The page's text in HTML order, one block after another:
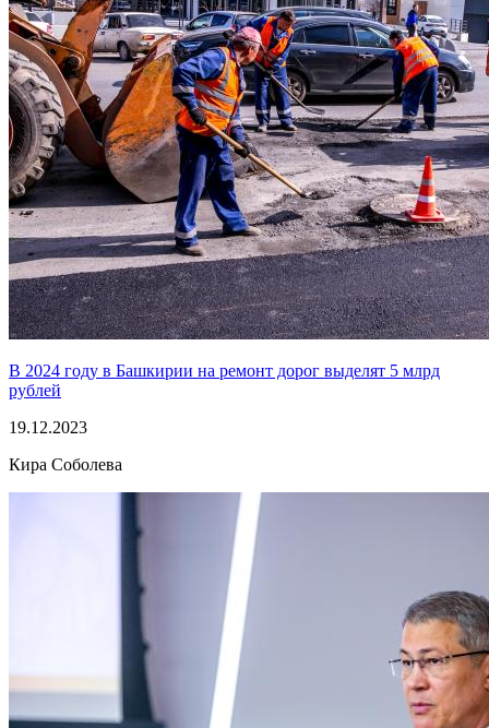
В 2024 году в Башкирии на ремонт дорог выделят 5 млрд
рублей
19.12.2023
Кира Соболева